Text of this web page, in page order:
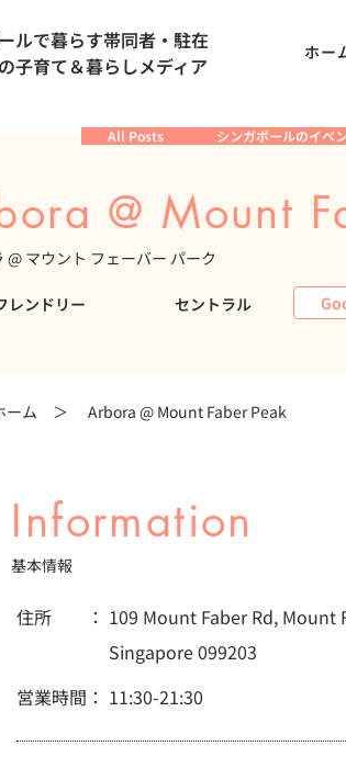
ルで暮らす帯同者・駐在
子育て＆暮らしメディア
ホー
All Posts シンガポールのイベ
@ Mount
@ マウント フェーバー パーク
レンドリー セントラル
ーム ＞ Arbora @ Mount Faber Peak
Information
基本情報
住所 ： 109 Mount Faber Rd, Mount
Singapore 099203
営業時間： 11:30-21:30